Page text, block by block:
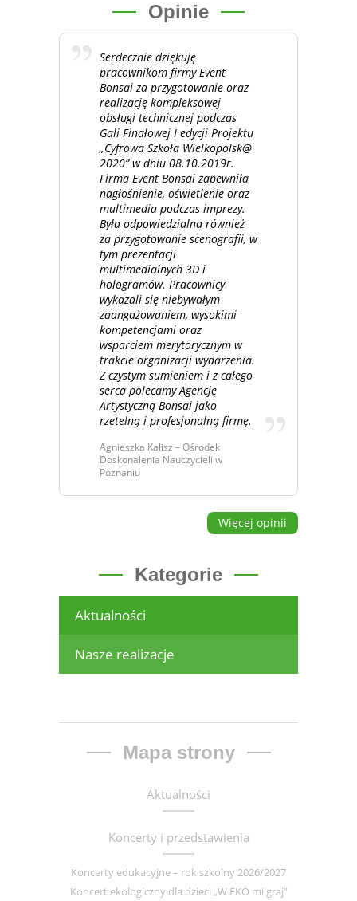
Opinie
Serdecznie dziękuję
pracownikom firmy Event
Bonsai za przygotowanie oraz
realizację kompleksowej
obsługi technicznej podczas
Gali Finałowej I edycji Projektu
„Cyfrowa Szkoła Wielkopolsk@
2020” w dniu 08.10.2019r.
Firma Event Bonsai zapewniła
nagłośnienie, oświetlenie oraz
multimedia podczas imprezy.
Była odpowiedzialna również
za przygotowanie scenografii, w
tym prezentacji
multimedialnych 3D i
hologramów. Pracownicy
wykazali się niebywałym
zaangażowaniem, wysokimi
kompetencjami oraz
wsparciem merytorycznym w
trakcie organizacji wydarzenia.
Z czystym sumieniem i z całego
serca polecamy Agencję
Artystyczną Bonsai jako
rzetelną i profesjonalną firmę.
Agnieszka Kalisz – Ośrodek
Doskonalenia Nauczycieli w
Poznaniu
Więcej opinii
Kategorie
Aktualności
Nasze realizacje
Mapa strony
Aktualności
Koncerty i przedstawienia
Koncerty edukacyjne – rok szkolny 2026/2027
Koncert ekologiczny dla dzieci „W EKO mi graj”